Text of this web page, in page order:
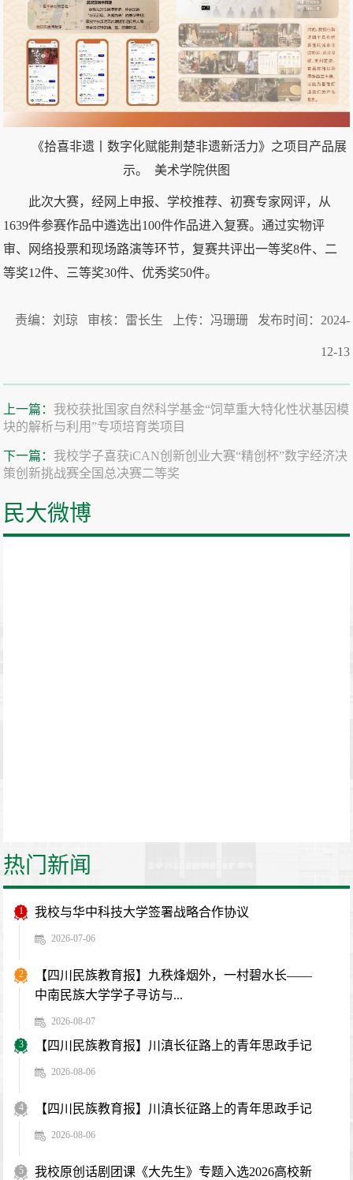
《拾喜非遗丨数字化赋能荆楚非遗新活力》之项目产品展
示。 美术学院供图
此次大赛，经网上申报、学校推荐、初赛专家网评，从
1639件参赛作品中遴选出100件作品进入复赛。通过实物评
审、网络投票和现场路演等环节，复赛共评出一等奖8件、二
等奖12件、三等奖30件、优秀奖50件。
责编：刘琼 审核：雷长生 上传：冯珊珊 发布时间：2024-
12-13
上一篇： 我校获批国家自然科学基金“饲草重大特化性状基因模
块的解析与利用”专项培育类项目
下一篇： 我校学子喜获iCAN创新创业大赛“精创杯”数字经济决
策创新挑战赛全国总决赛二等奖
民大微博
热门新闻
1 我校与华中科技大学签署战略合作协议
2026-07-06
2
【四川民族教育报】九秩烽烟外，一村碧水长——
中南民族大学学子寻访与...
2026-08-07
3 【四川民族教育报】川滇长征路上的青年思政手记
2026-08-06
4 【四川民族教育报】川滇长征路上的青年思政手记
2026-08-06
5 我校原创话剧团课《大先生》专题入选2026高校新